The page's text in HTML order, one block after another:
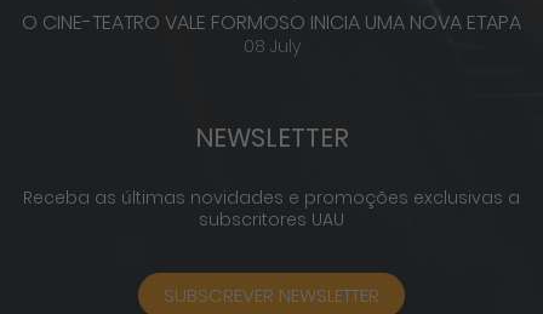
O CINE-TEATRO VALE FORMOSO INICIA UMA NOVA ETAPA
08 July
NEWSLETTER
Receba as últimas novidades e promoções exclusivas a
subscritores UAU
SUBSCREVER NEWSLETTER